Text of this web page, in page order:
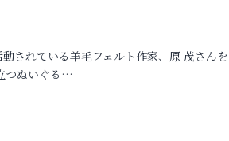
されている羊毛フェルト作家、原 茂さん
つぬいぐる…